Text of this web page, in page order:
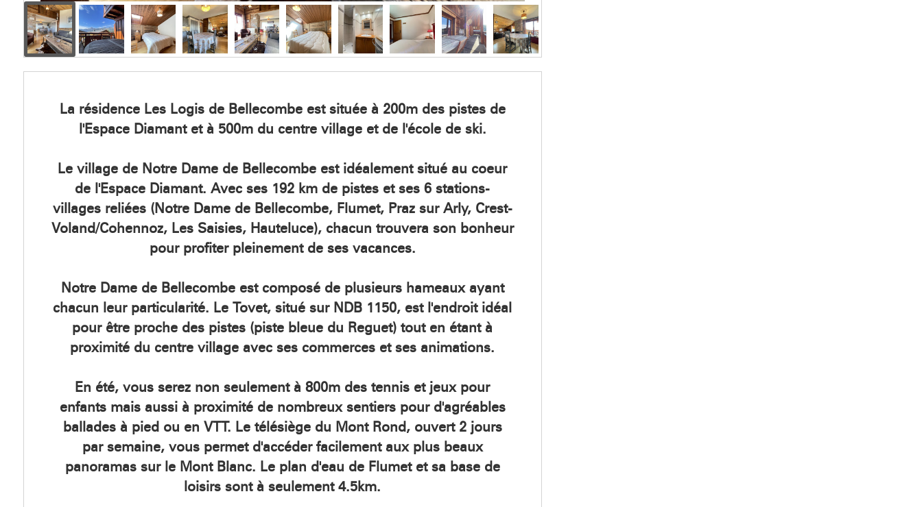
La résidence Les Logis de Bellecombe est située à 200m des pistes de
l'Espace Diamant et à 500m du centre village et de l'école de ski.
Le village de Notre Dame de Bellecombe est idéalement situé au coeur
de l'Espace Diamant. Avec ses 192 km de pistes et ses 6 stations-
villages reliées (Notre Dame de Bellecombe, Flumet, Praz sur Arly, Crest-
Voland/Cohennoz, Les Saisies, Hauteluce), chacun trouvera son bonheur
pour profiter pleinement de ses vacances.
Notre Dame de Bellecombe est composé de plusieurs hameaux ayant
chacun leur particularité. Le Tovet, situé sur NDB 1150, est l'endroit idéal
pour être proche des pistes (piste bleue du Reguet) tout en étant à
proximité du centre village avec ses commerces et ses animations.
En été, vous serez non seulement à 800m des tennis et jeux pour
enfants mais aussi à proximité de nombreux sentiers pour d'agréables
ballades à pied ou en VTT. Le télésiège du Mont Rond, ouvert 2 jours
par semaine, vous permet d'accéder facilement aux plus beaux
panoramas sur le Mont Blanc. Le plan d'eau de Flumet et sa base de
loisirs sont à seulement 4.5km.